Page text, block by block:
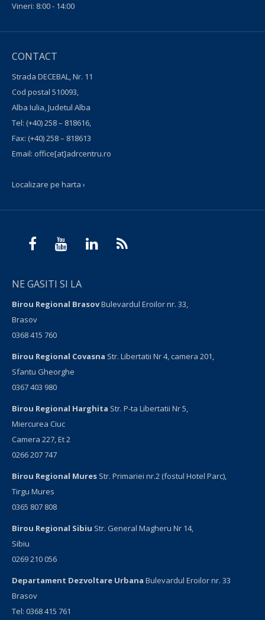
Vineri: 8:00 - 14:00
CONTACT
Strada DECEBAL, Nr. 11
Cod postal 510093,
Alba Iulia, Judetul Alba
Tel: (+40) 258 – 818616,
Fax: (+40) 258 – 818613
Email: office[at]adrcentru.ro
Localizare pe harta ›
NE GASITI SI LA
Birou Regional BrasovBulevardul Eroilor nr. 33,
Brasov
0368 415 760
Birou Regional Covasna Str. Libertatii Nr 4, camera 201,
Sfantu Gheorghe
0367 403 980
Birou Regional Harghita Str. P-ta Libertatii Nr 5,
Miercurea Ciuc
Camera 227, Et 2
0266 207 747
Birou Regional Mures Str. Primariei nr.2 (fostul Hotel Parc),
Tirgu Mures
0365 807 808
Birou Regional Sibiu Str. General Magheru Nr 14,
Sibiu
0269 210 056
Departament Dezvoltare Urbana Bulevardul Eroilor nr. 33
Brasov
Tel: 0368 415 761